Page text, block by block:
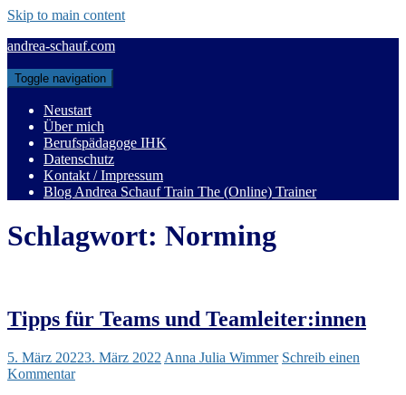
Skip to main content
andrea-schauf.com
Toggle navigation
Neustart
Über mich
Berufspädagoge IHK
Datenschutz
Kontakt / Impressum
Blog Andrea Schauf Train The (Online) Trainer
Schlagwort: Norming
Tipps für Teams und Teamleiter:innen
5. März 20223. März 2022 Anna Julia Wimmer Schreib einen
Kommentar